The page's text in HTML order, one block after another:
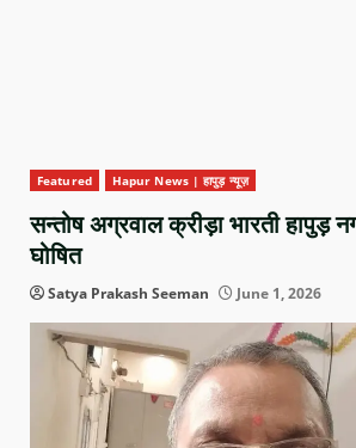
Featured Hapur News | हापुड़ न्यूज़
सन्तोष अग्रवाल क्रीड़ा भारती हापुड़
घोषित
Satya Prakash Seeman June 1, 2026